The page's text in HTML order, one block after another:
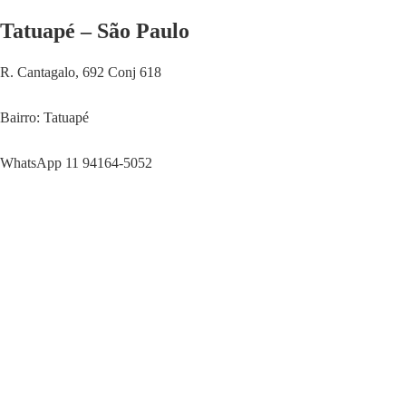
Tatuapé – São Paulo
R. Cantagalo, 692 Conj 618
Bairro: Tatuapé
WhatsApp 11 94164-5052